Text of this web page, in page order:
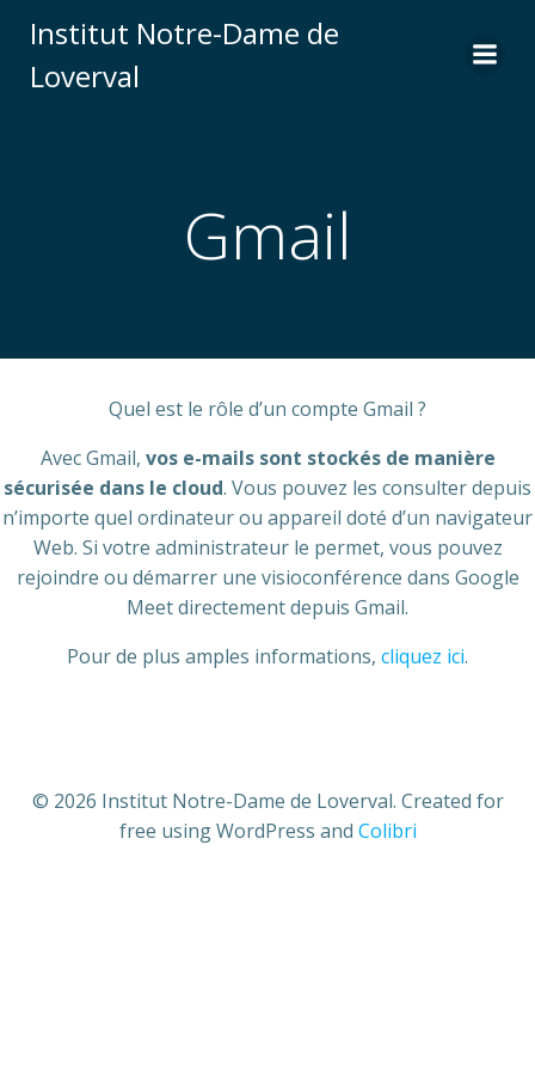
to
Institut Notre-Dame de
Loverval
Gmail
Quel est le rôle d’un compte Gmail ?
Avec Gmail, vos e-mails sont stockés de manière
sécurisée dans le cloud. Vous pouvez les consulter depuis
n’importe quel ordinateur ou appareil doté d’un navigateur
Web. Si votre administrateur le permet, vous pouvez
rejoindre ou démarrer une visioconférence dans Google
Meet directement depuis Gmail.
Pour de plus amples informations, cliquez ici.
© 2026 Institut Notre-Dame de Loverval. Created for
free using WordPress and Colibri